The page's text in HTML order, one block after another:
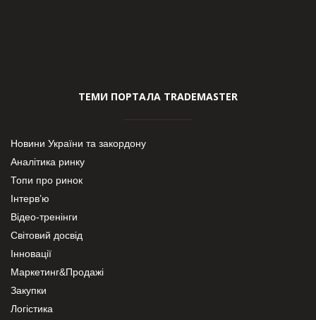
ТЕМИ ПОРТАЛА TRADEMASTER
Новини України та закордону
Аналітика ринку
Топи про ринок
Інтерв’ю
Відео-тренінги
Світовий досвід
Інновації
Маркетинг&Продажі
Закупки
Логістика